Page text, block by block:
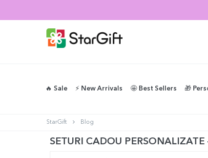
🔥 Sale ⚡️ New Arrivals 🤩 Best Sellers 🎁
StarGift Blog
SETURI CADOU